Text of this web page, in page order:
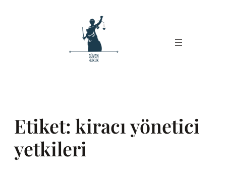
Etiket: kiracı yönetici
yetkileri